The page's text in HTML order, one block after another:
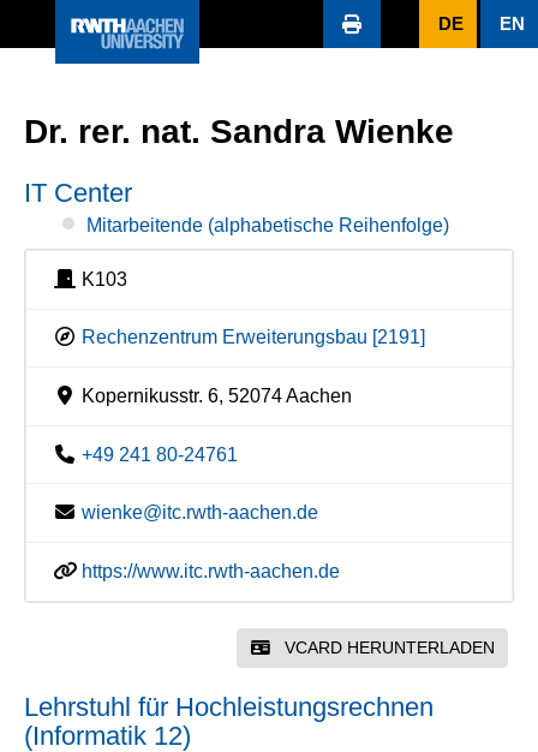
DE EN
Dr. rer. nat. Sandra Wienke
IT Center
Mitarbeitende (alphabetische Reihenfolge)
K103
Rechenzentrum Erweiterungsbau [2191]
Kopernikusstr. 6, 52074 Aachen
+49 241 80-24761
wienke@itc.rwth-aachen.de
https://www.itc.rwth-aachen.de
VCARD HERUNTERLADEN
Lehrstuhl für Hochleistungsrechnen
(Informatik 12)